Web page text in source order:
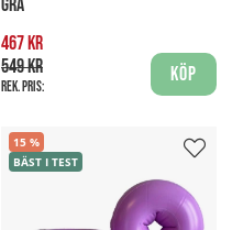
GRÅ
467 kr
549 kr
Rek. pris:
Köp
15
BÄST I TEST